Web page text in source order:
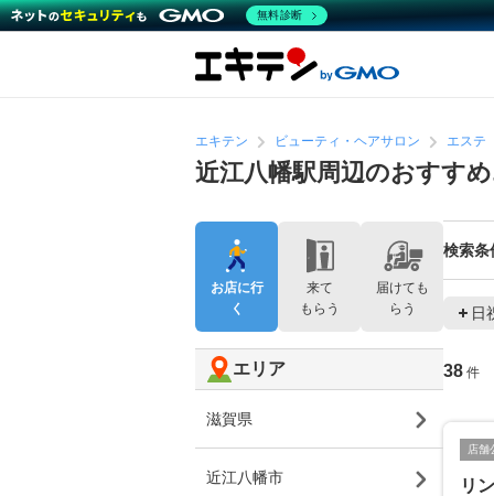
エキテン ビューティ・ヘアサロン エステ
近江八幡駅周辺のおすす
検索条
日
38 件
店舗
リ
お店に行
く
来て
もらう
届けても
らう
エリア
滋賀県
近江八幡市
無料診断